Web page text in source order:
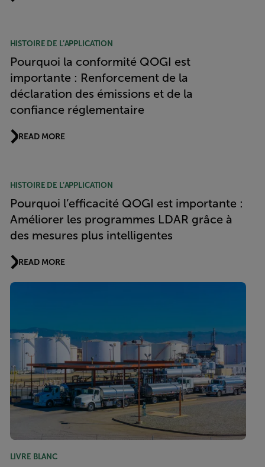
HISTOIRE DE L’APPLICATION
Pourquoi la conformité QOGI est
importante : Renforcement de la
déclaration des émissions et de la
confiance réglementaire
READ MORE
HISTOIRE DE L’APPLICATION
Pourquoi l’efficacité QOGI est importante :
Améliorer les programmes LDAR grâce à
des mesures plus intelligentes
READ MORE
LIVRE BLANC